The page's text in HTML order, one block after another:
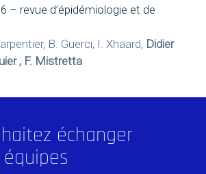
– revue d’épidémiologie et de
B. Guerci, I. Xhaard, Didier
, F. Mistretta
échanger